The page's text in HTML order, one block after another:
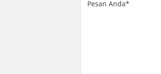
Anda